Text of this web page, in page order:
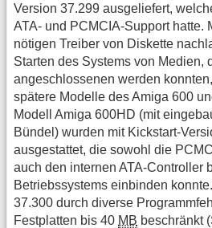
Version 37.299 ausgeliefert,
ATA- und PCMCIA-Support hatte.
nötigen Treiber von Diskette
Starten des Systems von Medien,
angeschlossenen werden
spätere Modelle des Amiga 600
Modell Amiga 600HD (mit
Bündel) wurden mit Kickstart-
ausgestattet, die sowohl die
auch den internen ATA-Controller
Betriebssystems einbinden
37.300 durch diverse
Festplatten bis 40 MB beschränkt